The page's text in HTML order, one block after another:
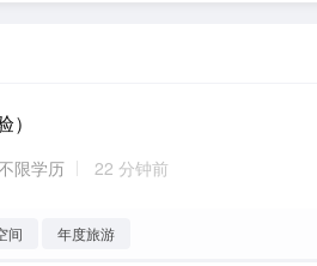
限学历 22 分钟前
间 年度旅游